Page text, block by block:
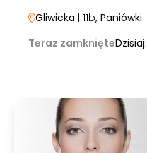
Gliwicka | 11b, Paniówki
Teraz zamknięteDzisiaj: